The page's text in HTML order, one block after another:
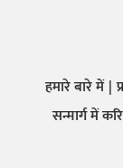
हमारे बारे में
सन्मार्ग में